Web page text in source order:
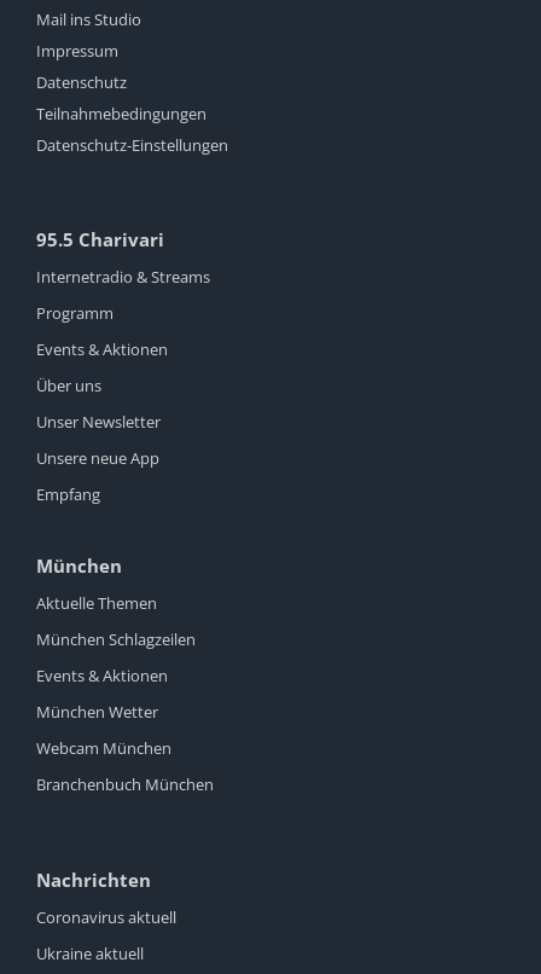
Mail ins Studio
Impressum
Datenschutz
Teilnahmebedingungen
Datenschutz-Einstellungen
95.5 Charivari
Internetradio & Streams
Programm
Events & Aktionen
Über uns
Unser Newsletter
Unsere neue App
Empfang
München
Aktuelle Themen
München Schlagzeilen
Events & Aktionen
München Wetter
Webcam München
Branchenbuch München
Nachrichten
Coronavirus aktuell
Ukraine aktuell